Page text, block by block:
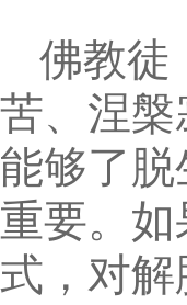
佛教徒
苦、涅
能够了
重要。
式，对